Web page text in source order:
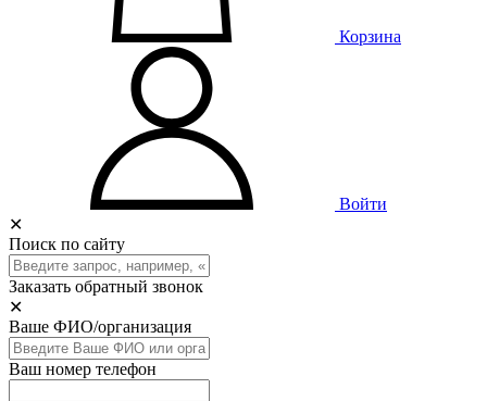
Корзина
Войти
✕
Поиск по сайту
Заказать обратный звонок
✕
Ваше ФИО/организация
Ваш номер телефон